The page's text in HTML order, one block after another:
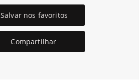
Salvar nos favoritos
Compartilhar